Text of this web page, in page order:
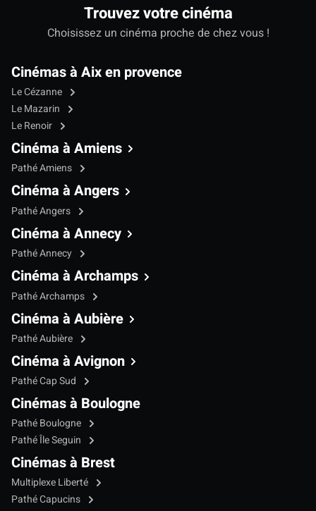
Trouvez votre cinéma
Choisissez un cinéma proche de chez vous !
Cinémas à Aix en provence
Le Cézanne
Le Mazarin
Le Renoir
Cinéma à Amiens
Pathé Amiens
Cinéma à Angers
Pathé Angers
Cinéma à Annecy
Pathé Annecy
Cinéma à Archamps
Pathé Archamps
Cinéma à Aubière
Pathé Aubière
Cinéma à Avignon
Pathé Cap Sud
Cinémas à Boulogne
Pathé Boulogne
Pathé Île Seguin
Cinémas à Brest
Multiplexe Liberté
Pathé Capucins